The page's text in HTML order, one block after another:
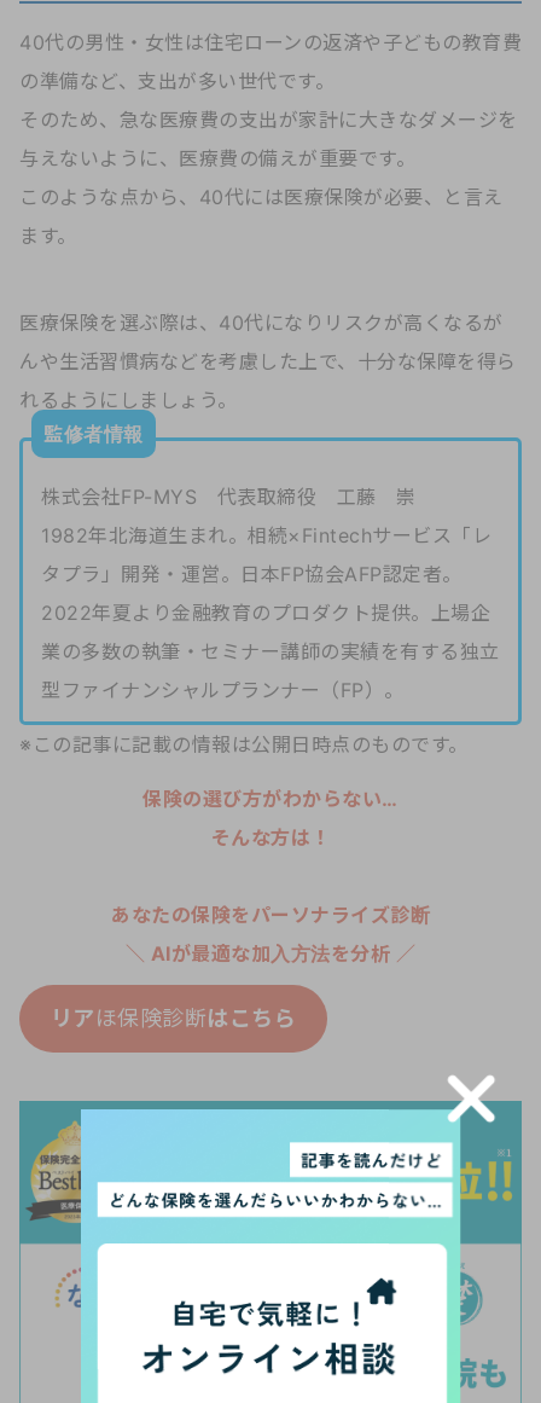
40代の男性・女性は住宅ローンの返済や子どもの教育費
の準備など、支出が多い世代です。
そのため、急な医療費の支出が家計に大きなダメージを
与えないように、医療費の備えが重要です。
このような点から、40代には医療保険が必要、と言え
ます。
医療保険を選ぶ際は、40代になりリスクが高くなるが
んや生活習慣病などを考慮した上で、十分な保障を得ら
れるようにしましょう。
監修者情報
株式会社FP-MYS 代表取締役 工藤 崇
1982年北海道生まれ。相続×Fintechサービス「レ
タプラ」開発・運営。日本FP協会AFP認定者。
2022年夏より金融教育のプロダクト提供。上場企
業の多数の執筆・セミナー講師の実績を有する独立
型ファイナンシャルプランナー（FP）。
※この記事に記載の情報は公開日時点のものです。
保険の選び方がわからない…
そんな方は！
あなたの保険をパーソナライズ診断
＼ AIが最適な加入方法を分析 ／
リアほ保険診断はこちら